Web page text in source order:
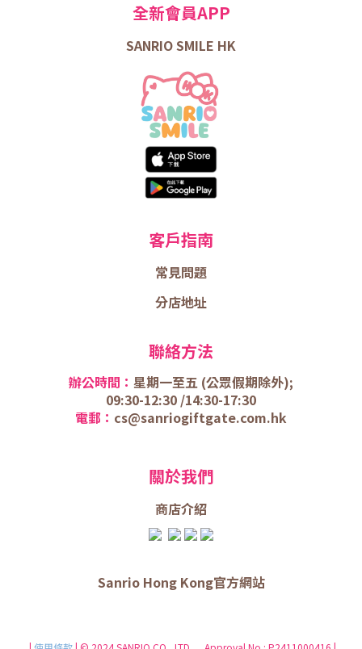
全新會員APP
SANRIO SMILE HK
客戶指南
常見問題
分店地址
聯絡方法
辦公時間： 星期一至五 (公眾假期除外);
09:30-12:30 /14:30-17:30
電郵： cs@sanriogiftgate.com.hk
關於我們
商店介紹
Sanrio Hong Kong官方網站